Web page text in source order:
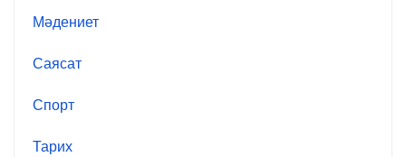
Мәдениет
Саясат
Спорт
Тарих